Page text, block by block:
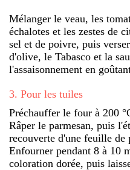
Mélanger le veau, les
échalotes et les zestes de
sel et de poivre, puis
d'olive, le Tabasco et la
l'assaisonnement en
3. Pour les tuiles
Préchauffer le four à 200
Râper le parmesan, puis
recouverte d'une feuille de
Enfourner pendant 8 à 10
coloration dorée, puis